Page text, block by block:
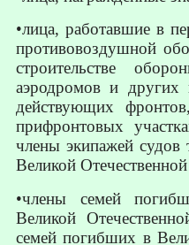
•лица, работавшие в
противовоздушной
строительстве
аэродромов и других
действующих
прифронтовых
члены экипажей судов
Великой
•члены семей
Великой
семей погибших в